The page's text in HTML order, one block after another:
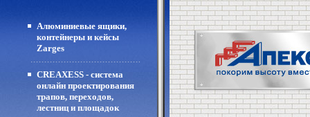
Алюминиевые ящики,
контейнеры и кейсы
Zarges
CREAXESS - система
онлайн проектирования
трапов, переходов,
лестниц и площадок